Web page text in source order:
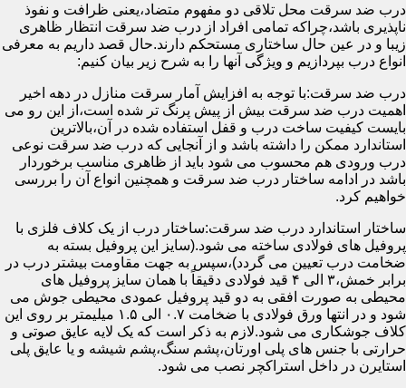
درب ضد سرقت محل تلاقی دو مفهوم متضاد،یعنی ظرافت و نفوذ
ناپذیری باشد،چراکه تمامی افراد از درب ضد سرقت انتظار ظاهری
زیبا و در عین حال ساختاری مستحکم دارند.حال قصد داریم به معرفی
انواع درب بپردازیم و ویژگی آنها را به شرح زیر بیان کنیم:
درب ضد سرقت:با توجه به افزایش آمار سرقت منازل در دهه اخیر
اهمیت درب ضد سرقت بیش از پیش پرنگ تر شده است،از این رو می
بایست کیفیت ساخت درب و قفل استفاده شده در آن،بالاترین
استاندارد ممکن را داشته باشد و از آنجایی که درب ضد سرقت نوعی
درب ورودی هم محسوب می شود باید از ظاهری مناسب برخوردار
باشد در ادامه ساختار درب ضد سرقت و همچنین انواع آن را بررسی
خواهیم کرد.
ساختار استاندارد درب ضد سرقت:ساختار درب از یک کلاف فلزی با
پروفیل های فولادی ساخته می شود.(سایز این پروفیل بسته به
ضخامت درب تعیین می گردد)،سپس به جهت مقاومت بیشتر درب در
برابر خمش،۳ الی ۴ قید فولادی دقیقاً با همان سایز پروفیل های
محیطی به صورت افقی به دو قید پروفیل عمودی محیطی جوش می
شود و در انتها ورق فولادی با ضخامت ۰.۷ الی ۱.۵ میلیمتر بر روی این
کلاف جوشکاری می شود.لازم به ذکر است که یک لایه عایق صوتی و
حرارتی با جنس های پلی اورتان،پشم سنگ،پشم شیشه و یا عایق پلی
استایرن در داخل استراکچر نصب می شود.